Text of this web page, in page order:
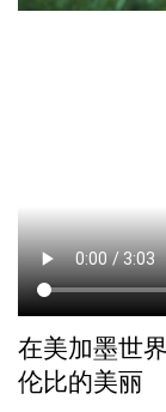
在美加墨世
伦比的美丽